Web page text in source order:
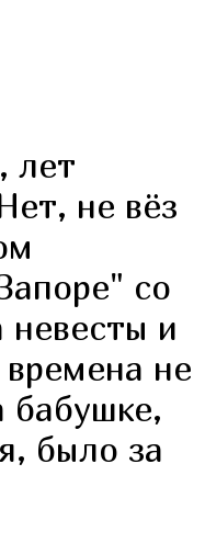
лет
не вёз
со
невесты и
не
бабушке,
было за